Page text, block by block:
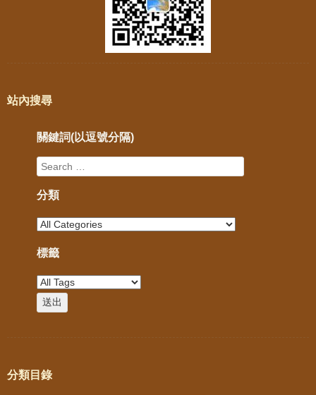
站內搜尋
關鍵詞(以逗號分隔)
分類
標籤
分類目錄